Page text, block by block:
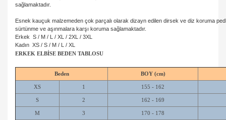
sağlamaktadır.
Esnek kauçuk malzemeden çok parçalı olarak dizayn edilen dirsek ve diz koruma
sürtünme ve aşınmalara karşı koruma sağlamaktadır.
Erkek S / M / L / XL / 2XL / 3XL
Kadın XS / S / M / L / XL
ERKEK ELBİSE BEDEN TABLOSU
Beden BOY (cm)
XS 1 155 - 162
S 2 162 - 169
M 3 170 - 178